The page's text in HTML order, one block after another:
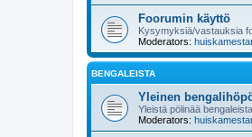
Foorumin käyttö
Kysymyksiä/vastauksia
Moderators:
BENGALEISTA
Yleinen
Yleistä pölinää
Moderators: